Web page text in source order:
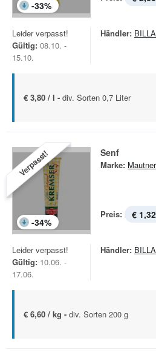
-33%
Leider verpasst!
Gültig: 08.10. -
15.10.
Händler:
€ 3,80 / l - div. Sorten 0,7 Liter
Verpasst!
-34%
Senf
Marke:
Preis: € 1,32
Leider verpasst!
Gültig: 10.06. -
17.06.
Händler:
€ 6,60 / kg - div. Sorten 200 g